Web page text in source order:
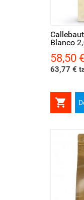
Blanco
Precio
58,50
63,77 €
